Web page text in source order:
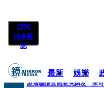
訂閱
紙本雜
誌
最新 娛樂
快訊
凌晨曬懷念照惹哭網友 米